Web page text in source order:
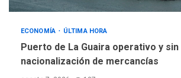
ECONOMÍA ÚLTIMA HORA
Puerto de La Guaira operativo y
nacionalización de mercancías